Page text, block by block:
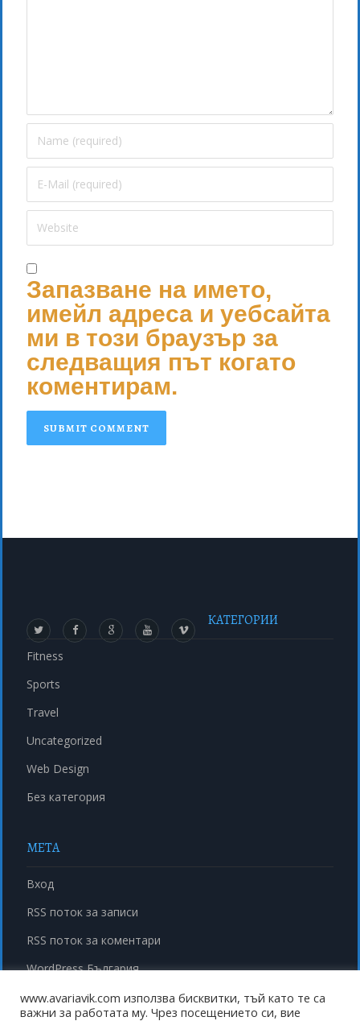
Запазване на името,
имейл адреса и уебсайта
ми в този браузър за
следващия път когато
коментирам.
КАТЕГОРИИ
Fitness
Sports
Travel
Uncategorized
Web Design
Без категория
МЕТА
Вход
RSS поток за записи
RSS поток за коментари
WordPress България
www.avariavik.com използва бисквитки, тъй като те са
важни за работата му. Чрез посещението си, вие